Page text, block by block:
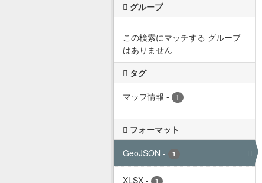
グループ
この検索にマッチする グループ
はありません
タグ
マップ情報 - 1
フォーマット
GeoJSON - 1
XLSX - 1